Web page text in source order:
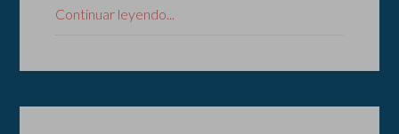
Continuar leyendo...